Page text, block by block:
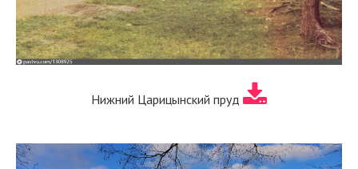
Нижний Царицынский пруд